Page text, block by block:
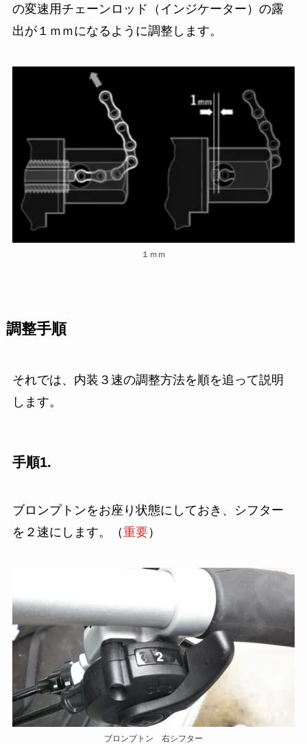
の変速用チェーンロッド（インジケーター）の露
出が１ｍｍになるように調整します。
１ｍｍ
調整手順
それでは、内装３速の調整方法を順を追って説明
します。
手順1.
ブロンプトンをお座り状態にしておき、シフター
を２速にします。（重要）
ブロンプトン 右シフター